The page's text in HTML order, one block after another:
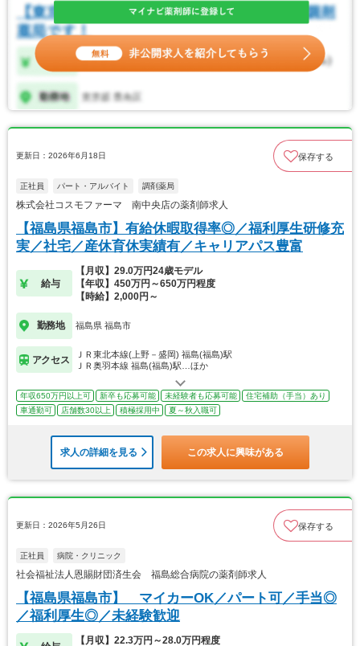
更新日：2026年6月18日 保存する
正社員 パート・アルバイト 調剤薬局
株式会社コスモファーマ 南中央店の薬剤師求人
【福島県福島市】有給休暇取得率◎／福利厚生研修充
実／社宅／産休育休実績有／キャリアパス豊富
給与
【月収】29.0万円24歳モデル
【年収】450万円～650万円程度
【時給】2,000円～
勤務地 福島県 福島市
アクセス
ＪＲ東北本線(上野－盛岡) 福島(福島)駅
ＪＲ奥羽本線 福島(福島)駅…ほか
年収650万円以上可 新卒も応募可能 未経験者も応募可能
住宅補助（手当）あり
車通勤可
店舗数30以上 積極採用中 夏～秋入職可
求人の詳細を見る この求人に興味がある
更新日：2026年5月26日 保存する
正社員 病院・クリニック
社会福祉法人恩賜財団済生会 福島総合病院の薬剤師求人
【福島県福島市】 マイカーOK／パート可／手当◎
／福利厚生◎／未経験歓迎
【月収】22.3万円～28.0万円程度